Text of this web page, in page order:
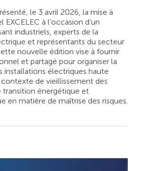
le 3 avril 2026, la mise à
à l’occasion d’un
industriels, experts de la
et représentants du secteur
nouvelle édition vise à fournir
et partagé pour organiser la
installations électriques haute
de vieillissement des
transition énergétique et
en matière de maîtrise des risques.